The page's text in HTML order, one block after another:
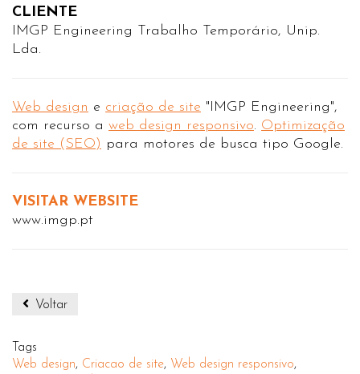
CLIENTE
IMGP Engineering Trabalho Temporário, Unip.
Lda.
Web design e criação de site "IMGP Engineering",
com recurso a web design responsivo. Optimização
de site (SEO) para motores de busca tipo Google.
VISITAR WEBSITE
www.imgp.pt
Voltar
Tags
Web design, Criacao de site, Web design responsivo,